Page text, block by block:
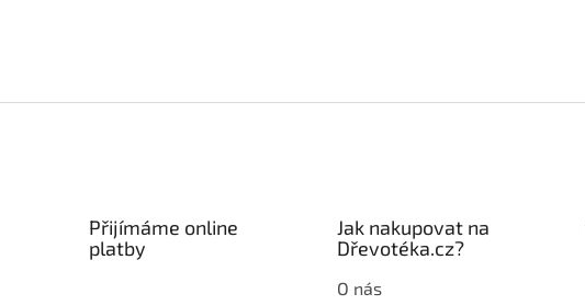
Přijímáme online
platby
Jak nakupovat na
Dřevotéka.cz?
O nás